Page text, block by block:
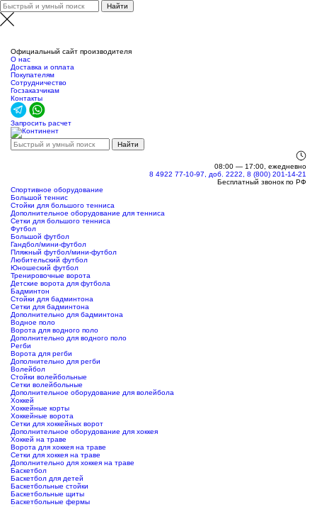
Официальный сайт производителя
О нас
Доставка и оплата
Покупателям
Сотрудничество
Госзаказчикам
Контакты
Запросить расчет
08:00 — 17:00, ежедневно
8 4922 77-10-97, доб. 2222, 8 (800) 201-14-21
Бесплатный звонок по РФ
Спортивное оборудование
Большой теннис
Стойки для большого тенниса
Дополнительное оборудование для тенниса
Сетки для большого тенниса
Футбол
Большой футбол
Гандбол/мини-футбол
Пляжный футбол/мини-футбол
Любительский футбол
Юношеский футбол
Тренировочные ворота
Детские ворота для футбола
Бадминтон
Стойки для бадминтона
Сетки для бадминтона
Дополнительно для бадминтона
Водное поло
Ворота для водного поло
Дополнительно для водного поло
Регби
Ворота для регби
Дополнительно для регби
Волейбол
Стойки волейбольные
Сетки волейбольные
Дополнительное оборудование для волейбола
Хоккей
Хоккейные корты
Хоккейные ворота
Сетки для хоккейных ворот
Дополнительное оборудование для хоккея
Хоккей на траве
Ворота для хоккея на траве
Сетки для хоккея на траве
Дополнительно для хоккея на траве
Баскетбол
Баскетбол для детей
Баскетбольные стойки
Баскетбольные щиты
Баскетбольные фермы